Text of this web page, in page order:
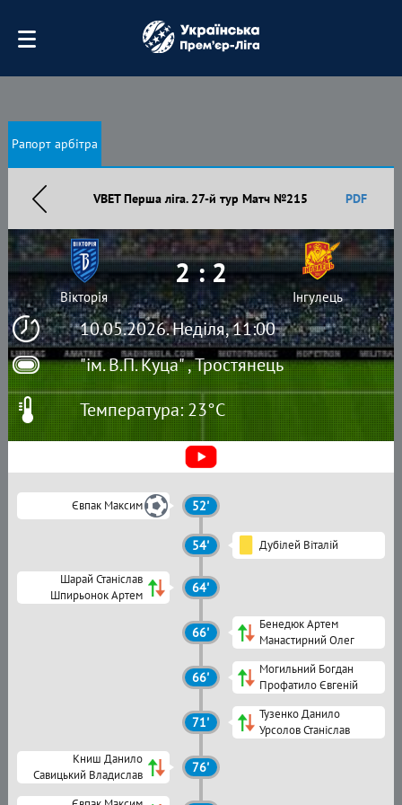
Рапорт арбітра
VBET Перша ліга. 27-й тур Матч №215 PDF
10.05.2026. Неділя, 11:00
"ім. В.П. Куца" , Тростянець
Вікторія
2 : 2
Інгулець
Температура: 23°C
Євпак Максим 52'
54' Дубілей Віталій
Шарай Станіслав
Шпирьонок Артем
64'
66'
Бенедюк Артем
Манастирний Олег
66'
Могильний Богдан
Профатило Євгеній
71'
Тузенко Данило
Урсолов Станіслав
Книш Данило
Савицький Владислав
76'